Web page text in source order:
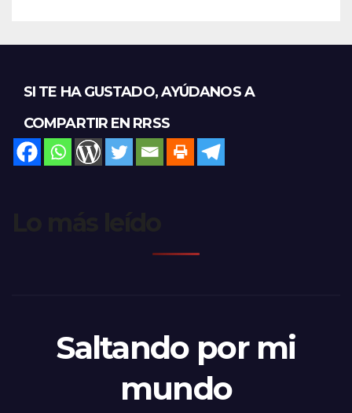
SI TE HA GUSTADO, AYÚDANOS A
COMPARTIR EN RRSS
Saltando por mi
mundo